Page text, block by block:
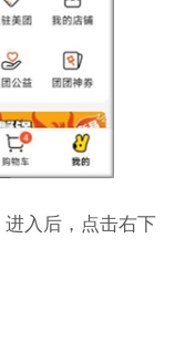
入后，点击右下